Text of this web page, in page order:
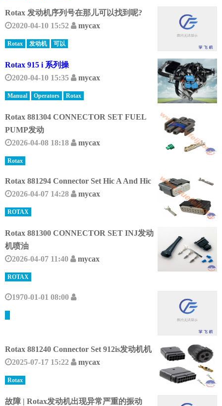
Rotax 发动机序列号在那儿可以找到呢?
2020-04-10 15:52
mycax
Rotax 发动机 可以
Rotax 915 i 系列操
2020-04-10 15:35
mycax
Manual Operators Rotax
Rotax 881304 CONNECTOR SET FUEL
PUMP发动
2026-04-08 18:18
mycax
Rotax
Rotax 881294 Connector Set Hic A And Hic
2026-04-07 14:28
mycax
ROTAX
Rotax 881300 CONNECTOR SET INJ发动
机喷油
2026-04-07 11:40
mycax
ROTAX
1970-01-01 08:00
Rotax 881240 Connector Set 912is发动机机
2025-07-17 15:22
mycax
Rotax
故障 | Rotax发动机出现异常严重的振动